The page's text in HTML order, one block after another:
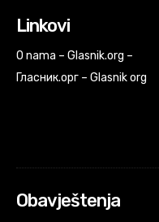
Linkovi
O nama – Glasnik.org –
Гласник.орг – Glasnik org
Obavještenja